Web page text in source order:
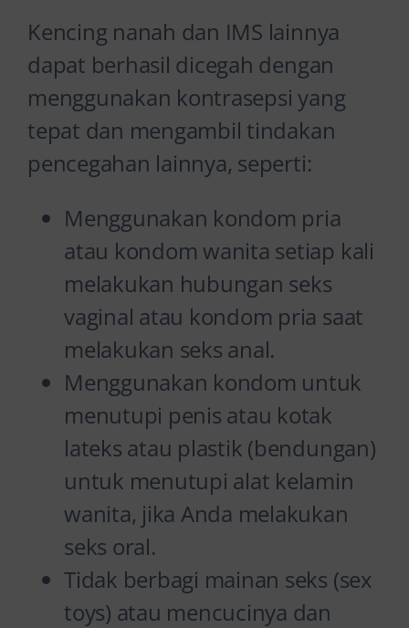
Kencing nanah dan IMS lainnya
dapat berhasil dicegah dengan
menggunakan kontrasepsi yang
tepat dan mengambil tindakan
pencegahan lainnya, seperti:
Menggunakan kondom pria
atau kondom wanita setiap kali
melakukan hubungan seks
vaginal atau kondom pria saat
melakukan seks anal.
Menggunakan kondom untuk
menutupi penis atau kotak
lateks atau plastik (bendungan)
untuk menutupi alat kelamin
wanita, jika Anda melakukan
seks oral.
Tidak berbagi mainan seks (sex
toys) atau mencucinya dan